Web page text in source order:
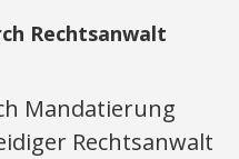
Rechtsanwalt
Mandatierung
Rechtsanwalt